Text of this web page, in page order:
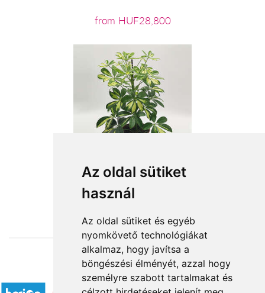
Az oldal sütiket
használ
Az oldal sütiket és egyéb
nyomkövető technológiákat
alkalmaz, hogy javítsa a
böngészési élményét, azzal hogy
személyre szabott tartalmakat és
from HUF28,800
from HUF11,280
Accepted payment methods